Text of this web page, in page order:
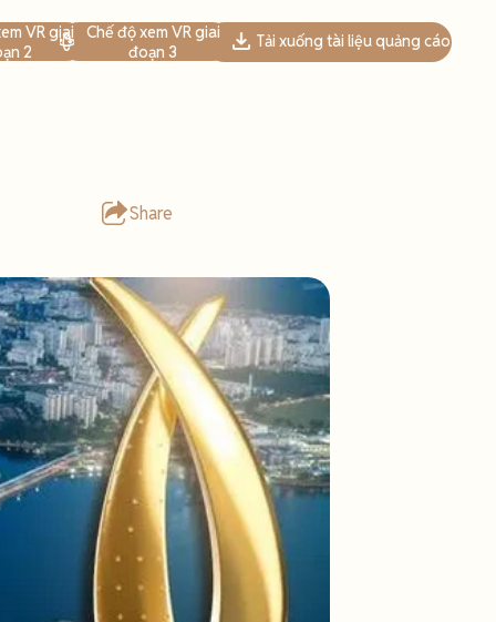
VR giai
2
Chế độ xem VR giai
đoạn 3
Tải xuống tài liệu quảng cáo
Share